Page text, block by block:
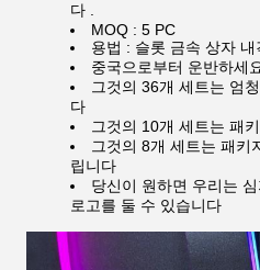
다 .
MOQ : 5 PC
용법 : 슬롯 금속 상자 내
중국으로부터 운반하세
그것의 36개 세트는 엄
다
그것의 10개 세트는 패
그것의 8개 세트는 패키
립니다
당신이 원하면 우리는
로고를 둘 수 있습니다